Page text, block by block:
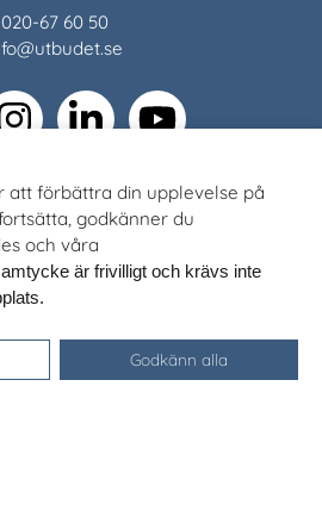
020-67 60 50
instagramlinkedin youtube
Kundtjänst
Kontakt
frågor och svar
beställer du
material
att förbättra din upplevelse på
godkänner du
och våra
är frivilligt och krävs inte
Godkänn alla